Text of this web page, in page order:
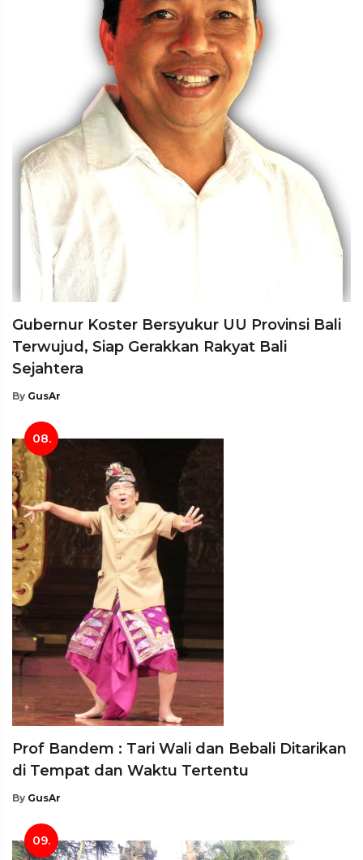
Gubernur Koster Bersyukur UU Provinsi Bali
Terwujud, Siap Gerakkan Rakyat Bali
Sejahtera
By GusAr
08.
Prof Bandem : Tari Wali dan Bebali Ditarikan
di Tempat dan Waktu Tertentu
By GusAr
09.